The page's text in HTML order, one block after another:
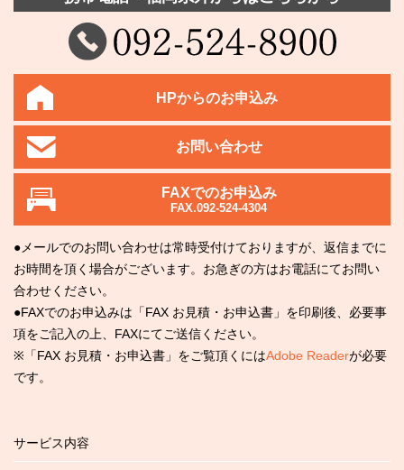
HPからのお申込み
お問い合わせ
FAXでのお申込み
FAX.092-524-4304
●メールでのお問い合わせは常時受付けておりますが、返信までに
お時間を頂く場合がございます。お急ぎの方はお電話にてお問い
合わせください。
●FAXでのお申込みは「FAX お見積・お申込書」を印刷後、必要事
項をご記入の上、FAXにてご送信ください。
※「FAX お見積・お申込書」をご覧頂くにはAdobe Readerが必要
です。
サービス内容